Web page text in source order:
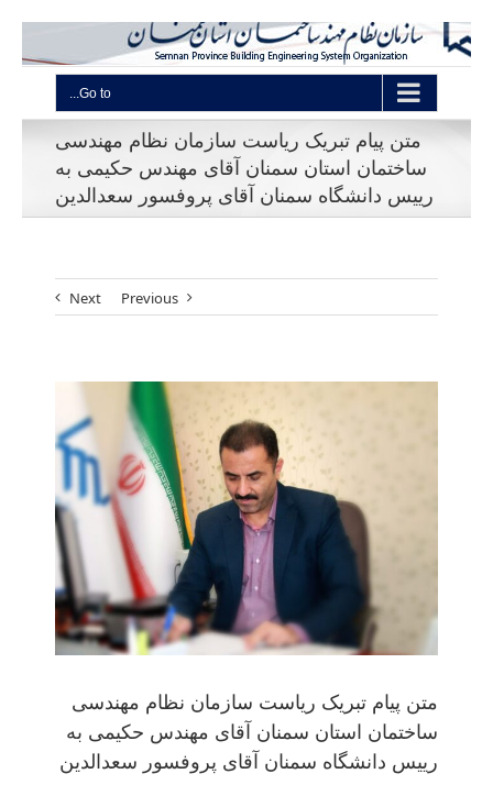
Go to...
متن پیام تبریک ریاست سازمان نظام مهندسی
ساختمان استان سمنان آقای مهندس حکیمی به
رییس دانشگاه سمنان آقای پروفسور سعدالدین
Previous
Next
متن پیام تبریک ریاست سازمان نظام مهندسی
ساختمان استان سمنان آقای مهندس حکیمی به
رییس دانشگاه سمنان آقای پروفسور سعدالدین